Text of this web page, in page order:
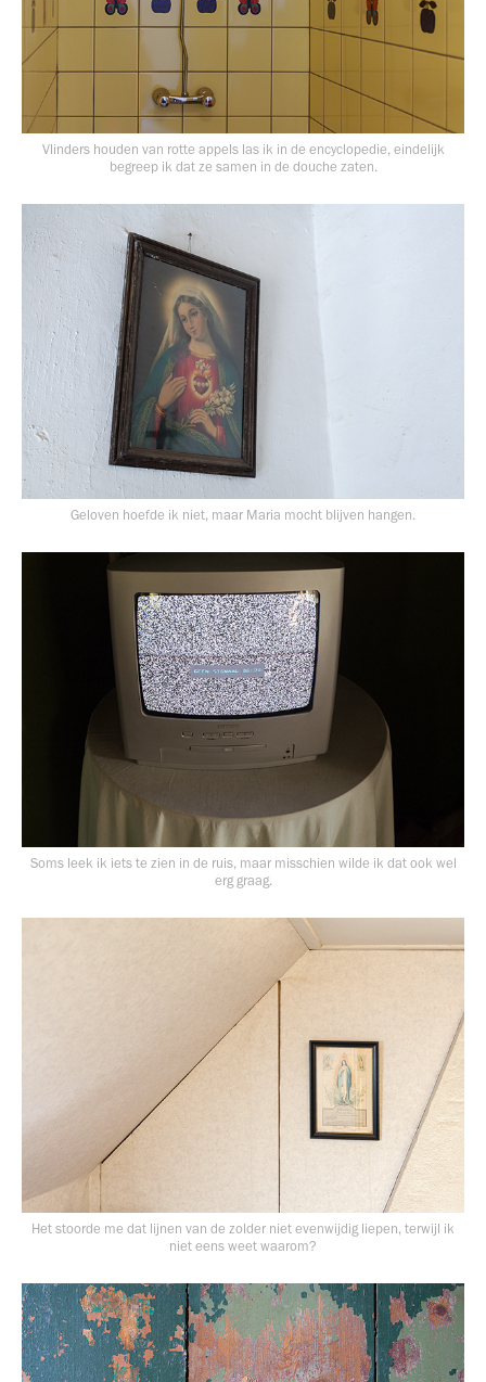
Vlinders houden van rotte appels las ik in de encyclopedie, eindelijk
begreep ik dat ze samen in de douche zaten.
Geloven hoefde ik niet, maar Maria mocht blijven hangen.
Soms leek ik iets te zien in de ruis, maar misschien wilde ik dat ook wel
erg graag.
Het stoorde me dat lijnen van de zolder niet evenwijdig liepen, terwijl ik
niet eens weet waarom?